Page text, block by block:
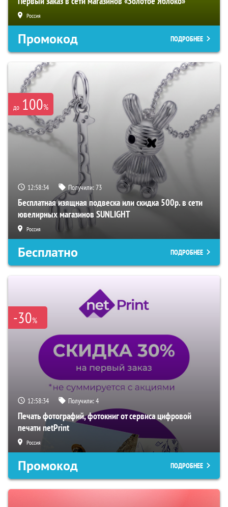
Россия
Промокод ПОДРОБНЕЕ
до 100%
12:58:33 Получили:73
Бесплатная изящная подвеска или скидка 500р. в сети
ювелирных магазинов SUNLIGHT
Россия
Бесплатно ПОДРОБНЕЕ
-30%
12:58:33 Получили:4
Печать фотографий, фотокниг от сервиса цифровой
печати netPrint
Россия
Промокод ПОДРОБНЕЕ